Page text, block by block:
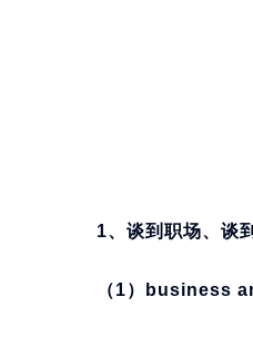
1、谈到职场、谈
（1）business